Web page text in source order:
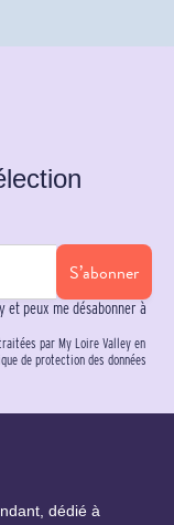
S’abonner
et peux me désabonner à
par My Loire Valley en
de protection des données
dédié à